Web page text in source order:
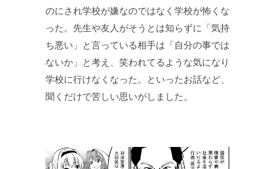
のにされ学校が嫌なのではなく学校が怖くな
った。先生や友人がそうとは知らずに「気持
ち悪い」と言っている相手は「自分の事では
ないか」
と考え、笑われてるような気になり
学校に行けなくなった。といったお話など、
聞くだけで苦しい思いがしました。